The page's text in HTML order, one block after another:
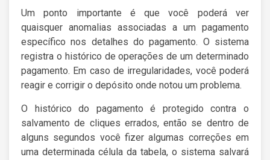
Um ponto importante é que você poderá ver
quaisquer anomalias associadas a um pagamento
específico nos detalhes do pagamento. O sistema
registra o histórico de operações de um determinado
pagamento. Em caso de irregularidades, você poderá
reagir e corrigir o depósito onde notou um problema.
O histórico do pagamento é protegido contra o
salvamento de cliques errados, então se dentro de
alguns segundos você fizer algumas correções em
uma determinada célula da tabela, o sistema salvará